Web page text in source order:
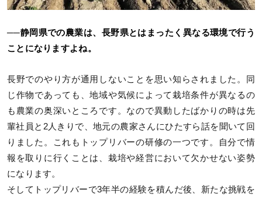
──静岡県での農業は、長野県とはまったく異なる環境で行う
ことになりますよね。
長野でのやり方が通用しないことを思い知らされました。同
じ作物であっても、地域や気候によって栽培条件が異なるの
も農業の奥深いところです。なので異動したばかりの時は先
輩社員と2人きりで、地元の農家さんにひたすら話を聞いて回
りました。これもトップリバーの研修の一つです。自分で情
報を取りに行くことは、栽培や経営において欠かせない姿勢
になります。
そしてトップリバーで3年半の経験を積んだ後、新たな挑戦を